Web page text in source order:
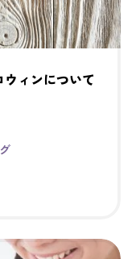
ィンについて